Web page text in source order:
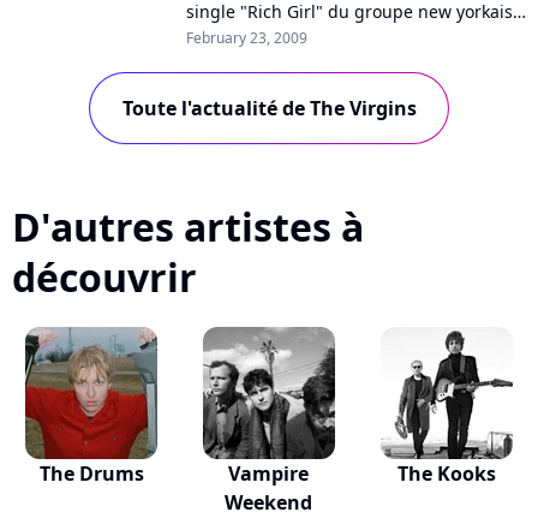
single "Rich Girl" du groupe new yorkais
The Virgins. Ces derniers continuent
February 23, 2009
Toute l'actualité de The Virgins
D'autres artistes à
découvrir
The Drums
Vampire
Weekend
The Kooks